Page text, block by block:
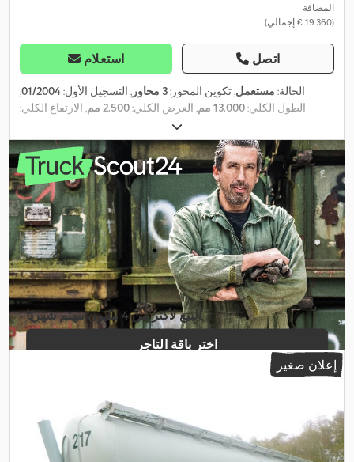
المضافة
(‏19.360 € إجمالي)
استعلام اتصل
الحالة: مستعمل, تكوين المحور:3 محاور , التسجيل الأول:01/2004
,
الطول الكلي:13.000 مم , العرض الكلي:2.500 مم
, الارتفاع الكلي:
, تعليق:
الصنع:2004, معدات: نظام الفرامل المانعة للانغلاق (ABS),
البيع لأكثر من 4 مليون مهتم شهريًا
اختر باقة التاجر
إعلان صغير